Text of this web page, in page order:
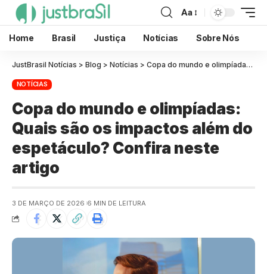
Aa
Home Brasil Justiça Notícias Sobre Nós
JustBrasil Notícias > Blog > Notícias > Copa do mundo e olimpíadas: Quais são os impactos além do espetáculo? Confira neste artigo
NOTÍCIAS
Copa do mundo e olimpíadas:
Quais são os impactos além do
espetáculo? Confira neste
artigo
3 DE MARÇO DE 2026 6 MIN DE LEITURA